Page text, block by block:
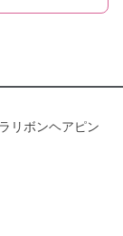
リボンヘアピン